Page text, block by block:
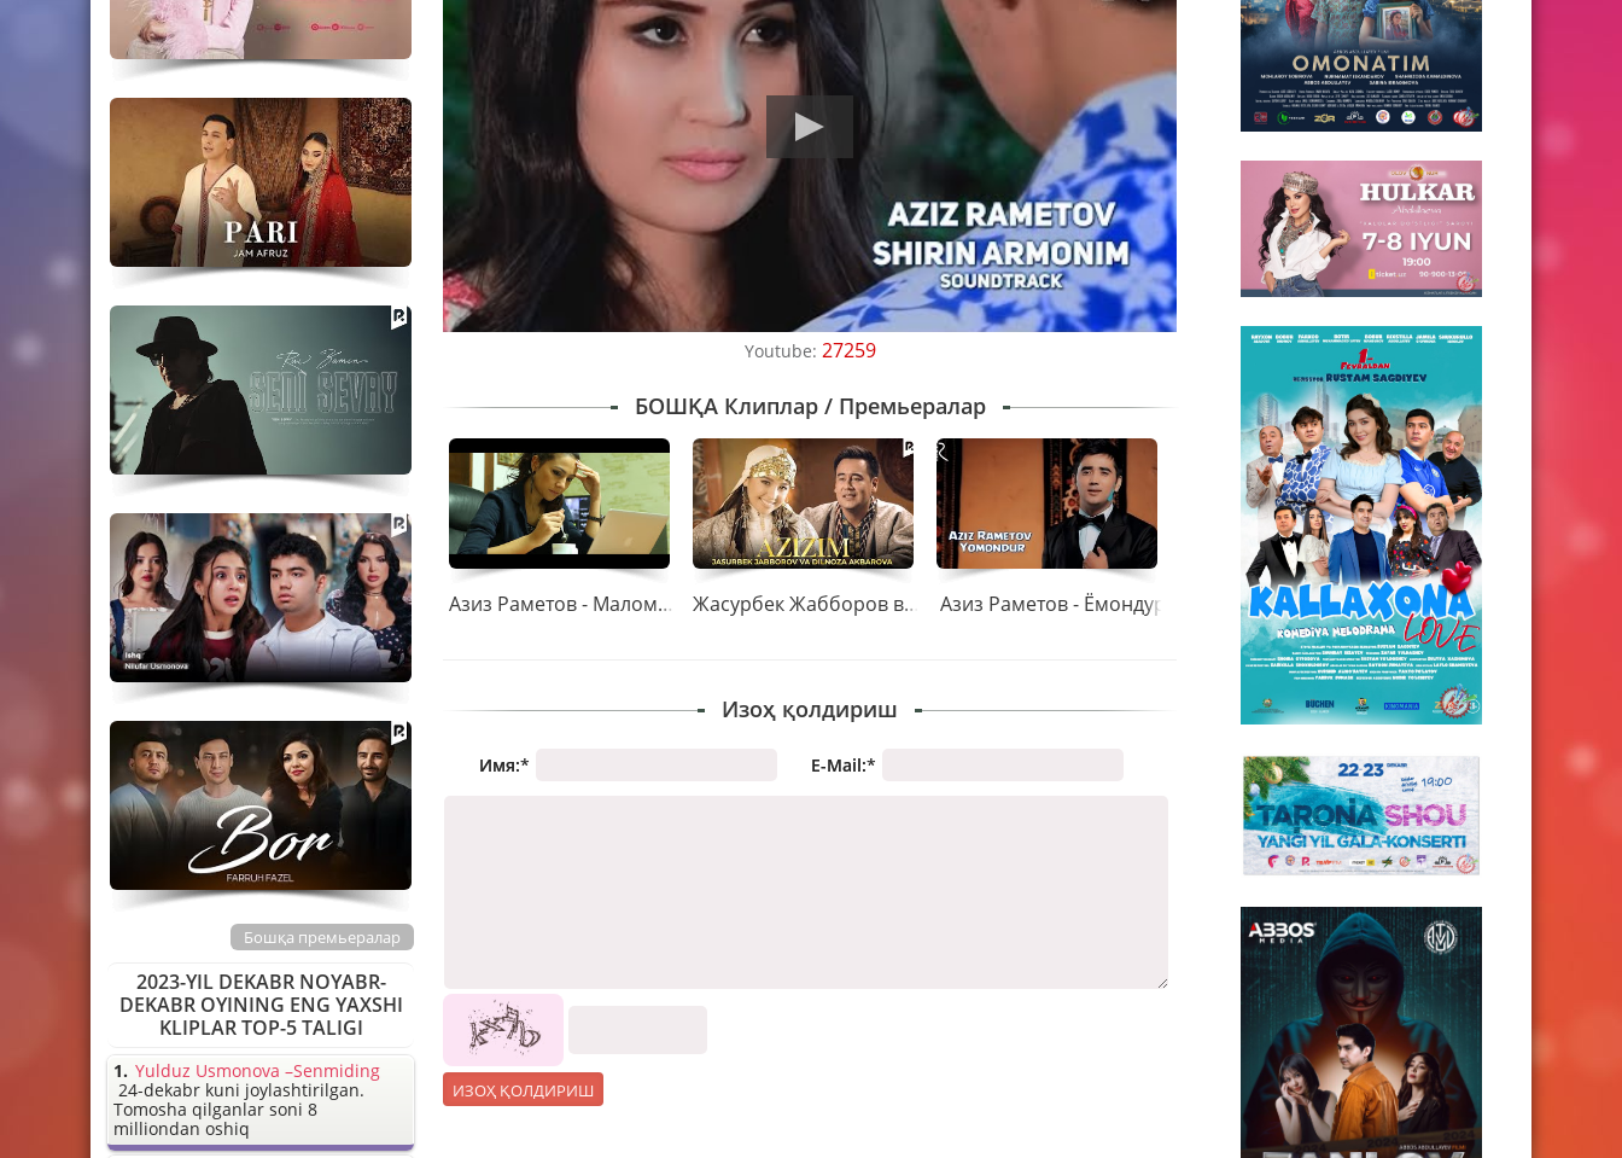
Youtube: 27259
БОШҚА Клиплар / Премьералар
Азиз Раметов - Маломатлар Жасурбек Жабборов ва Дилноза Акбарова - Азизим Азиз Раметов - Ёмондур
Изоҳ қолдириш
Имя:* E-Mail:*
Бошқа премьералар
2023-YIL DEKABR NOYABR-
DEKABR OYINING ENG YAXSHI
KLIPLAR TOP-5 TALIGI
Yulduz Usmonova –Senmiding
24-dekabr kuni joylashtirilgan.
Tomosha qilganlar soni 8
milliondan oshiq